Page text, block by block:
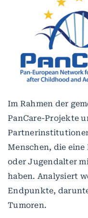
Im Rahmen der
PanCare-Projekte
Menschen, die
oder Jugendalter
haben. Analysiert
Endpunkte,
Tumoren.